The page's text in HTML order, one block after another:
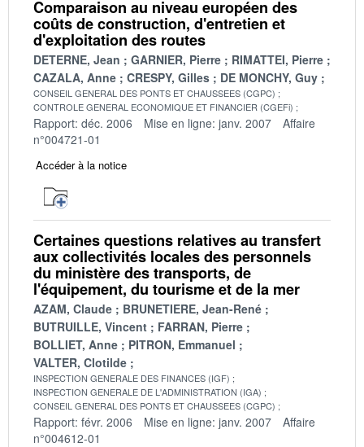
Comparaison au niveau européen des
coûts de construction, d'entretien et
d'exploitation des routes
DETERNE, Jean GARNIER, Pierre
RIMATTEI, Pierre
CAZALA, Anne
CRESPY, Gilles DE MONCHY, Guy
CONSEIL GENERAL DES PONTS ET CHAUSSEES (CGPC)
CONTROLE GENERAL ECONOMIQUE ET FINANCIER (CGEFi)
Rapport: déc. 2006 Mise en ligne: janv. 2007
Affaire
n°004721-01
Accéder à la notice
Certaines questions relatives au transfert
aux collectivités locales des personnels
du ministère des transports, de
l'équipement, du tourisme et de la mer
AZAM, Claude
BRUNETIERE, Jean-René
BUTRUILLE, Vincent
FARRAN, Pierre
BOLLIET, Anne
PITRON, Emmanuel
VALTER, Clotilde
INSPECTION GENERALE DES FINANCES (IGF)
INSPECTION GENERALE DE L'ADMINISTRATION (IGA)
CONSEIL GENERAL DES PONTS ET CHAUSSEES (CGPC)
Rapport: févr. 2006 Mise en ligne: janv. 2007
Affaire
n°004612-01